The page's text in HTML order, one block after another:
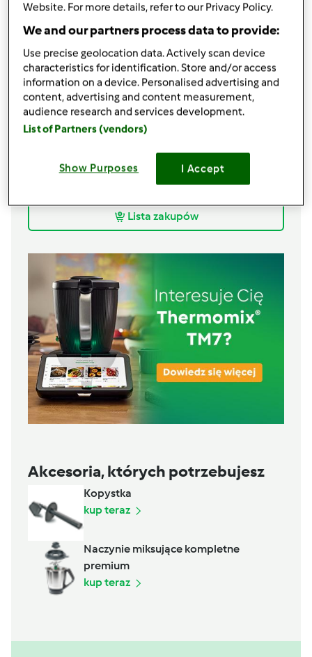
1jajko
1 czubate łyżeczkicynamonu
czubate łyżeczki
przyprawy do piernika
1czubate łyżkikakao
2czubate łyżeczkiproszku do pieczenia
375g mąki poszennej
110gcukru
125gmiodu
kolorowe cukierki do ozdoby
Lista zakupów
Akcesoria, których potrzebujesz
Kopystka
kup teraz
Naczynie miksujące kompletne
premium
kup teraz
Website. For more details, refer to our Privacy Policy.
We and our partners process data to provide:
Use precise geolocation data. Actively scan device
characteristics for identification. Store and/or access
information on a device. Personalised advertising and
content, advertising and content measurement,
audience research and services development.
List of Partners (vendors)
Show Purposes I Accept